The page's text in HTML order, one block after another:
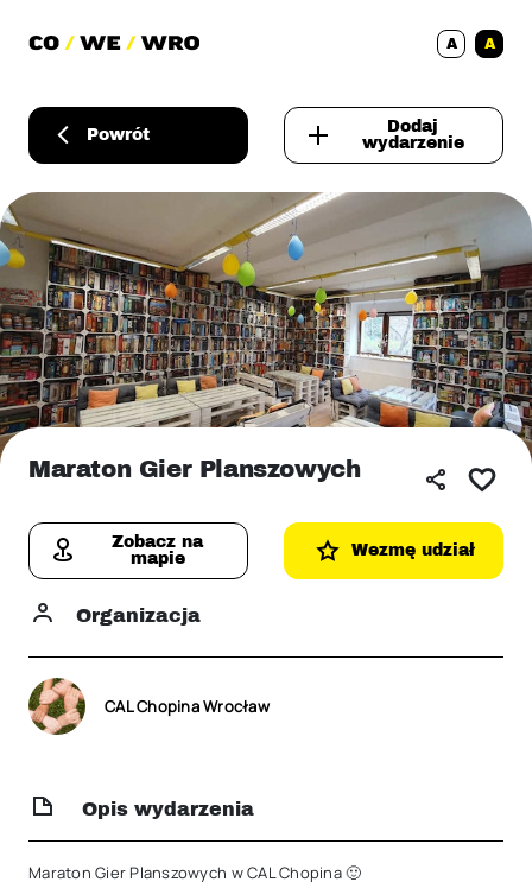
A A
Powrót
Dodaj
wydarzenie
Maraton Gier Planszowych
Zobacz na
mapie
Wezmę udział
Organizacja
CAL Chopina Wrocław
Opis wydarzenia
Maraton Gier Planszowych w CAL Chopina 🙂